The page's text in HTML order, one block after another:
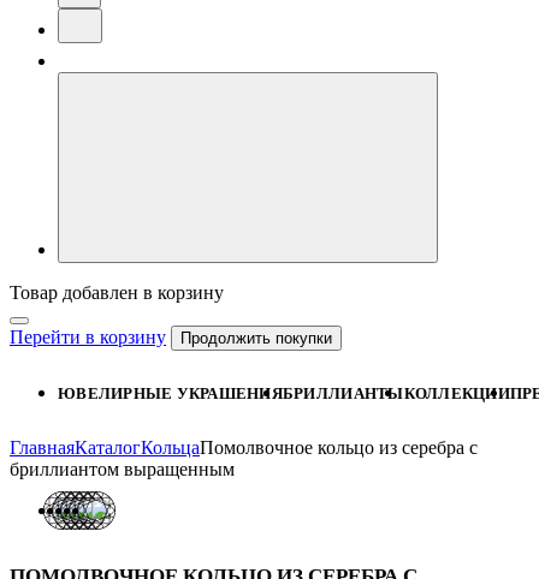
Товар добавлен в корзину
Перейти в корзину Продолжить покупки
ЮВЕЛИРНЫЕ УКРАШЕНИЯБРИЛЛИАНТЫКОЛЛЕКЦИИ
ГлавнаяКаталогКольцаПомолвочное кольцо из серебра с
бриллиантом выращенным